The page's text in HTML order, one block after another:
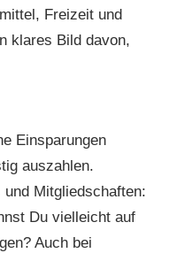
Freizeit und
klares Bild davon,
Einsparungen
auszahlen.
und Mitgliedschaften:
Du vielleicht auf
Auch bei